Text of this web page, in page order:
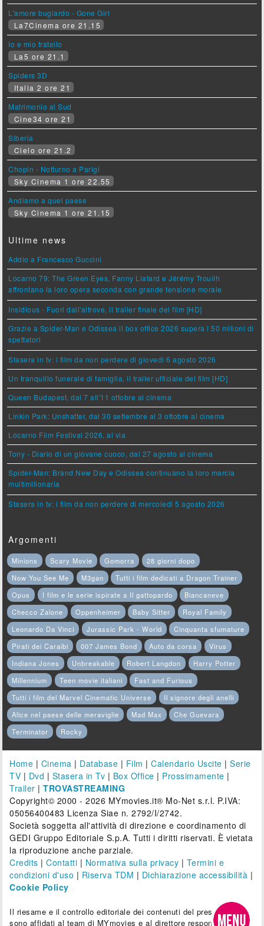
L'amore bugiardo - Gone Girl
La7Cinema ore 21.15
Io e mio fratello
La5 ore 21.1
Spiders 3D
Italia 2 ore 21
Matrimonio al Sud
Cine34 ore 21
Siberia
Cielo ore 21.2
Chopin - Notturno a Parigi
Sky Cinema 1 ore 22.55
Andiamo a quel paese
Sky Cinema 1 ore 21.15
Ultime news
Addio a Francesco Guccini
Locarno 79: The Green Eyes, Fanny Liatard e Jérémy Trouilh
affrontano la loro opera seconda con grande tensione morale
Insidious - Fuori dall'altrove, il trailer finale del film [HD]
Grazie a Spider-Man e Odissea il box office 2026 supera i 50 milioni di
spettatori
Stasera in tv: i film da non perdere di giovedì 6 agosto 2026
Un tranquillo funerale di famiglia, il trailer ufficiale del film [HD]
Queen Budapest, dal 7 all'11 ottobre al cinema
Linkin Park: Unshatter, dal 30 settembre al 3 ottobre al cinema
Locarno Film Festival 2026, al via
Tony - Diario di un giovane cuoco, dal 27 agosto al cinema
Spider-Man: Brand New Day e Odissea continuano la loro marcia
multimilionaria
Stasera in tv: i film da non perdere di mercoledì 5 agosto 2026
Argomenti
Minions Scary Movie Gomorra
28 giorni dopo
Now You See Me
M3gan
Tutti i film dedicati a Dragon Trainer
Opus
I film e le serie ispirate a Il gattopardo
Biancaneve
Checco Zalone
Oppenheimer Baby Sitter
Royal Family
Leonardo Da Vinci
Jurassic Park - World
Cinquanta sfumature
Pirati dei Caraibi
007 James Bond Auto da corsa
Virus
Indiana Jones
Unbreakable Robert Langdon
Harry Potter
Millennium
Teen movie italiani
Fast and Furious
Tutti i film del Marvel Cinematic Universe
Il signore degli anelli
Alice nel paese delle meraviglie
Mad Max
Che Guevara
Terminator
Rocky
Home | Cinema | Database | Film |Calendario Uscite |Serie
TV | Dvd | Stasera in Tv | Box Office | Prossimamente |
Trailer |TROVASTREAMING
Copyright© 2000 - 2026 MYmovies.it® Mo-Net s.r.l. P.IVA:
05056400483 Licenza Siae n. 2792/I/2742.
Società soggetta all'attività di direzione e coordinamento di
GEDI Gruppo Editoriale S.p.A. Tutti i diritti riservati. È vietata
la riproduzione anche parziale.
Credits |Contatti | Normativa sulla privacy | Termini e
condizioni d'uso | Riserva TDM | Dichiarazione accessibilità |
Cookie Policy
Il riesame e il controllo editoriale dei contenuti del presente sito
sono affidati al team di MYmovies e al direttore responsabile.